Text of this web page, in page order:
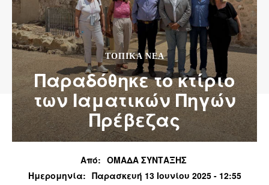
ΤΟΠΙΚΆ ΝΈΑ
Παραδόθηκε το κτίριο
των Ιαματικών Πηγών
Πρέβεζας
Από: ΟΜΑΔΑ ΣΥΝΤΑΞΗΣ
Ημερομηνία: Παρασκευή 13 Ιουνίου 2025 - 12:55